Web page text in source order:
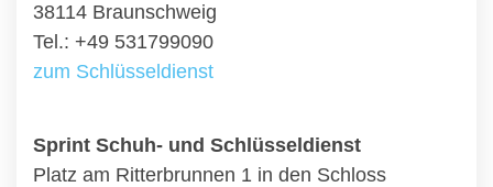
38114 Braunschweig
Tel.: +49 531799090
zum Schlüsseldienst
Sprint Schuh- und Schlüsseldienst
Platz am Ritterbrunnen 1 in den Schloss